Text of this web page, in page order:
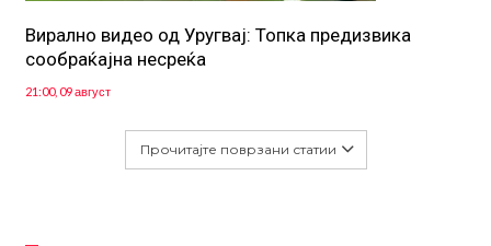
Вирално видео од Уругвај: Топка предизвика
сообраќајна несреќа
21:00, 09 август
Прочитајте поврзани статии